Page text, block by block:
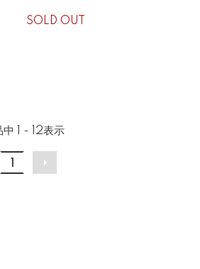
SOLD OUT
中 1 - 12表示